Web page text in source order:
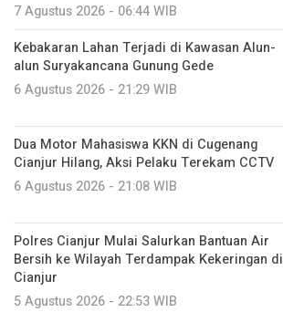
7 Agustus 2026 - 06:44 WIB
Kebakaran Lahan Terjadi di Kawasan Alun-
alun Suryakancana Gunung Gede
6 Agustus 2026 - 21:29 WIB
Dua Motor Mahasiswa KKN di Cugenang
Cianjur Hilang, Aksi Pelaku Terekam CCTV
6 Agustus 2026 - 21:08 WIB
Polres Cianjur Mulai Salurkan Bantuan Air
Bersih ke Wilayah Terdampak Kekeringan di
Cianjur
5 Agustus 2026 - 22:53 WIB